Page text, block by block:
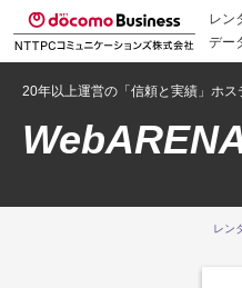
レン
デー
20年以上運営の「信頼と実績」ホス
レン